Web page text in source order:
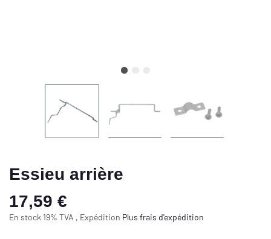
Essieu arrière
17,59 €
En stock 19% TVA , Expédition Plus frais d'expédition